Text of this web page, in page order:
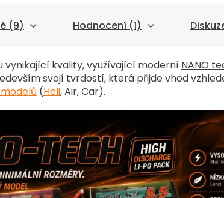
(9) Hodnocení (1)
vynikající kvality, využívající moderní NANO
svojí tvrdostí, která přijde vhod
modelů (Heli, Air, Car).